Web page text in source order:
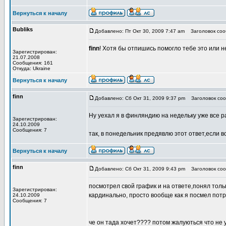
Вернуться к началу
Bubliks
Зарегистрирован:
21.07.2008
Сообщения: 161
Откуда: Ukraine
Добавлено: Пт Окт 30, 2009 7:47 am Заголовок
finn! Хотя бы отпишись помогло тебе это или
Вернуться к началу
finn
Зарегистрирован:
24.10.2009
Сообщения: 7
Добавлено: Сб Окт 31, 2009 9:37 pm Заголовок
Ну уехал я в финляндию на недельку уже все
так, в понедельник предявлю этот ответ,если
Вернуться к началу
finn
Зарегистрирован:
24.10.2009
Сообщения: 7
Добавлено: Сб Окт 31, 2009 9:43 pm Заголовок
посмотрел свой график и на ответе,понял
кардинально, просто вообще как я посмел
че он тада хочет???? потом жалуються что не